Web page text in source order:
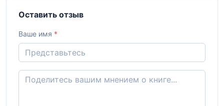
Оставить отзыв
Ваше имя *